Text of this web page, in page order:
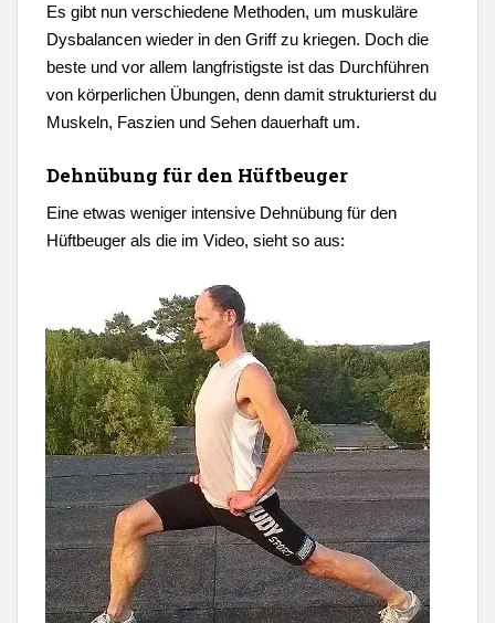
Es gibt nun verschiedene Methoden, um muskuläre
Dysbalancen wieder in den Griff zu kriegen. Doch die
beste und vor allem langfristigste ist das Durchführen
von körperlichen Übungen, denn damit strukturierst du
Muskeln, Faszien und Sehen dauerhaft um.
Dehnübung für den Hüftbeuger
Eine etwas weniger intensive Dehnübung für den
Hüftbeuger als die im Video, sieht so aus: